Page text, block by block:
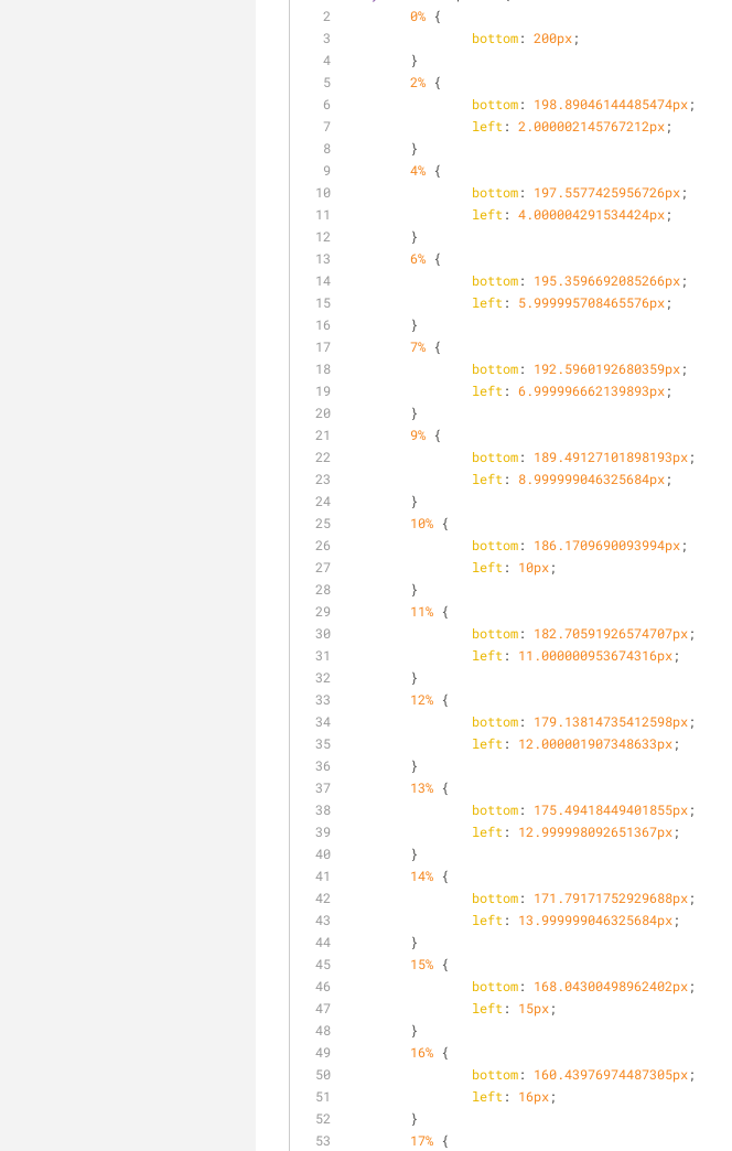
0% {
bottom: 200px;
	}
2% {
bottom: 198.89046144485474px;
left : 2.000002145767212px;
	}
4% {
bottom: 197.5577425956726px;
left : 4.000004291534424px;
	}
6% {
bottom: 195.3596692085266px;
left : 5.999995708465576px;
	}
7% {
bottom: 192.5960192680359px;
left : 6.999996662139893px;
	}
9% {
bottom: 189.49127101898193px;
left : 8.999999046325684px;
	}
10% {
bottom: 186.1709690093994px;
left : 10px;
	}
11% {
bottom: 182.70591926574707px;
left : 11.000000953674316px;
	}
12% {
bottom: 179.13814735412598px;
left : 12.000001907348633px;
	}
13% {
bottom: 175.49418449401855px;
left : 12.999998092651367px;
	}
14% {
bottom: 171.79171752929688px;
left : 13.999999046325684px;
	}
15% {
bottom: 168.04300498962402px;
left : 15px;
	}
16% {
bottom: 160.43976974487305px;
left : 16px;
	}
17% {